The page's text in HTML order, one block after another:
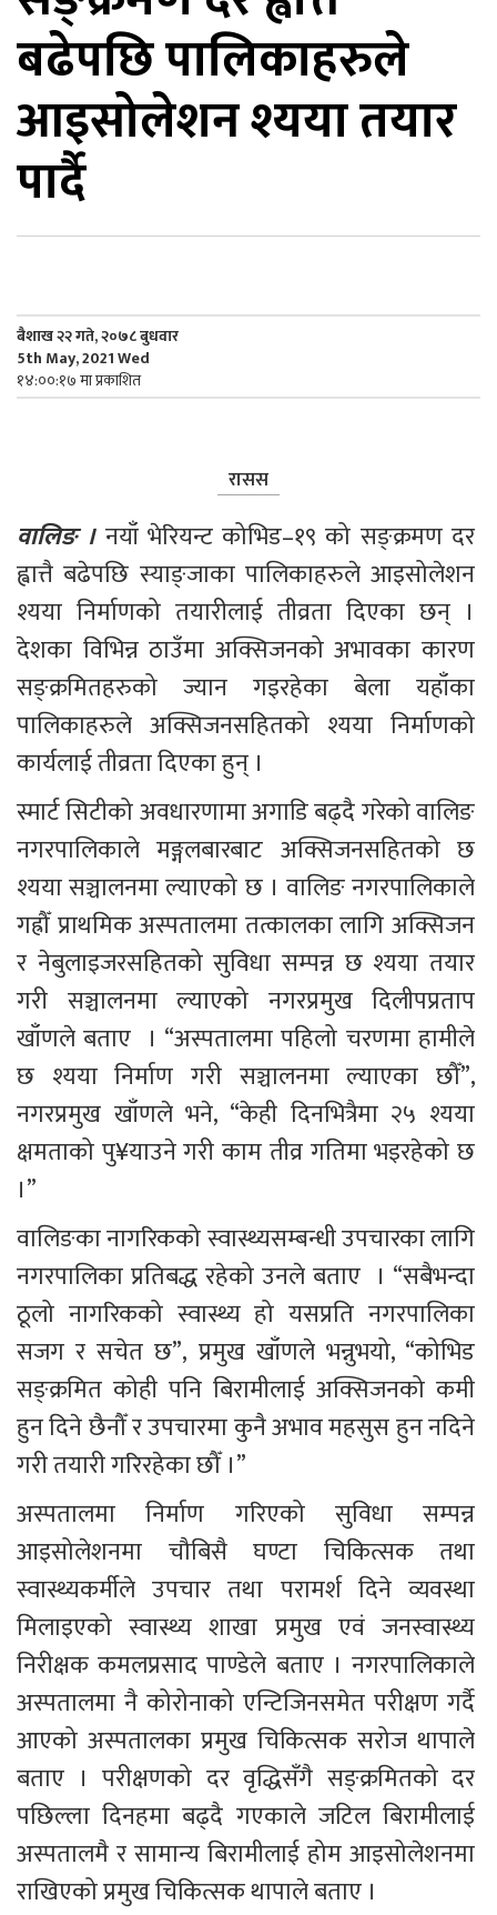
बढेपछि पालिकाहरुले
आइसोलेशन श्यया तयार
पार्दै
बैशाख २२ गते, २०७८ बुधवार
5th May, 2021 Wed
१४:००:१७ मा प्रकाशित
रासस
वालिङ । नयाँ भेरियन्ट कोभिड–१९ को सङ्क्रमण दर
ह्वात्तै बढेपछि स्याङ्जाका पालिकाहरुले आइसोलेशन
श्यया निर्माणको तयारीलाई तीव्रता दिएका छन् ।
देशका विभिन्न ठाउँमा अक्सिजनको अभावका कारण
सङ्क्रमितहरुको ज्यान गइरहेका बेला यहाँका
पालिकाहरुले अक्सिजनसहितको श्यया निर्माणको
कार्यलाई तीव्रता दिएका हुन् ।
स्मार्ट सिटीको अवधारणामा अगाडि बढ्दै गरेको वालिङ
नगरपालिकाले मङ्गलबारबाट अक्सिजनसहितको छ
श्यया सञ्चालनमा ल्याएको छ । वालिङ नगरपालिकाले
गह्रौँ प्राथमिक अस्पतालमा तत्कालका लागि अक्सिजन
र नेबुलाइजरसहितको सुविधा सम्पन्न छ श्यया तयार
गरी सञ्चालनमा ल्याएको नगरप्रमुख दिलीपप्रताप
खाँणले बताए  । “अस्पतालमा पहिलो चरणमा हामीले
छ श्यया निर्माण गरी सञ्चालनमा ल्याएका छौँ”,
नगरप्रमुख खाँणले भने, “केही दिनभित्रैमा २५ श्यया
क्षमताको पु¥याउने गरी काम तीव्र गतिमा भइरहेको छ
।”
वालिङका नागरिकको स्वास्थ्यसम्बन्धी उपचारका लागि
नगरपालिका प्रतिबद्ध रहेको उनले बताए  । “सबैभन्दा
ठूलो नागरिकको स्वास्थ्य हो यसप्रति नगरपालिका
सजग र सचेत छ”, प्रमुख खाँणले भन्नुभयो, “कोभिड
सङ्क्रमित कोही पनि बिरामीलाई अक्सिजनको कमी
हुन दिने छैनौँ र उपचारमा कुनै अभाव महसुस हुन नदिने
गरी तयारी गरिरहेका छौँ ।”
अस्पतालमा निर्माण गरिएको सुविधा सम्पन्न
आइसोलेशनमा चौबिसै घण्टा चिकित्सक तथा
स्वास्थ्यकर्मीले उपचार तथा परामर्श दिने व्यवस्था
मिलाइएको स्वास्थ्य शाखा प्रमुख एवं जनस्वास्थ्य
निरीक्षक कमलप्रसाद पाण्डेले बताए । नगरपालिकाले
अस्पतालमा नै कोरोनाको एन्टिजिनसमेत परीक्षण गर्दै
आएको अस्पतालका प्रमुख चिकित्सक सरोज थापाले
बताए । परीक्षणको दर वृद्धिसँगै सङ्क्रमितको दर
पछिल्ला दिनहमा बढ्दै गएकाले जटिल बिरामीलाई
अस्पतालमै र सामान्य बिरामीलाई होम आइसोलेशनमा
राखिएको प्रमुख चिकित्सक थापाले बताए ।